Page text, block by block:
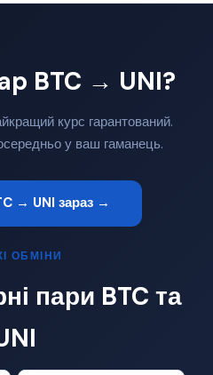
BTC → UNI?
курс гарантований.
у ваш гаманець.
→ UNI зараз →
ОБМІНИ
пари BTC та